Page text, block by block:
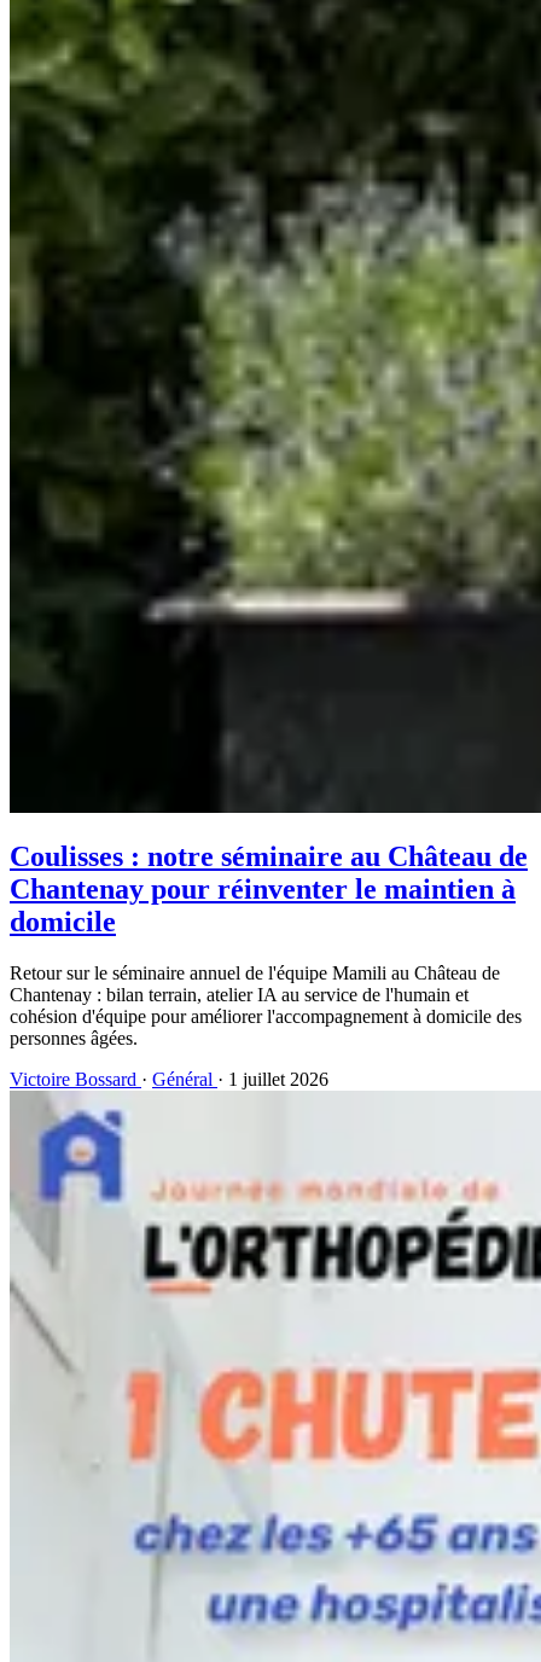
Coulisses : notre séminaire au Château de
Chantenay pour réinventer le maintien à
domicile
Retour sur le séminaire annuel de l'équipe Mamili au Château de
Chantenay : bilan terrain, atelier IA au service de l'humain et
cohésion d'équipe pour améliorer l'accompagnement à domicile des
personnes âgées.
Victoire Bossard · Général · 1 juillet 2026